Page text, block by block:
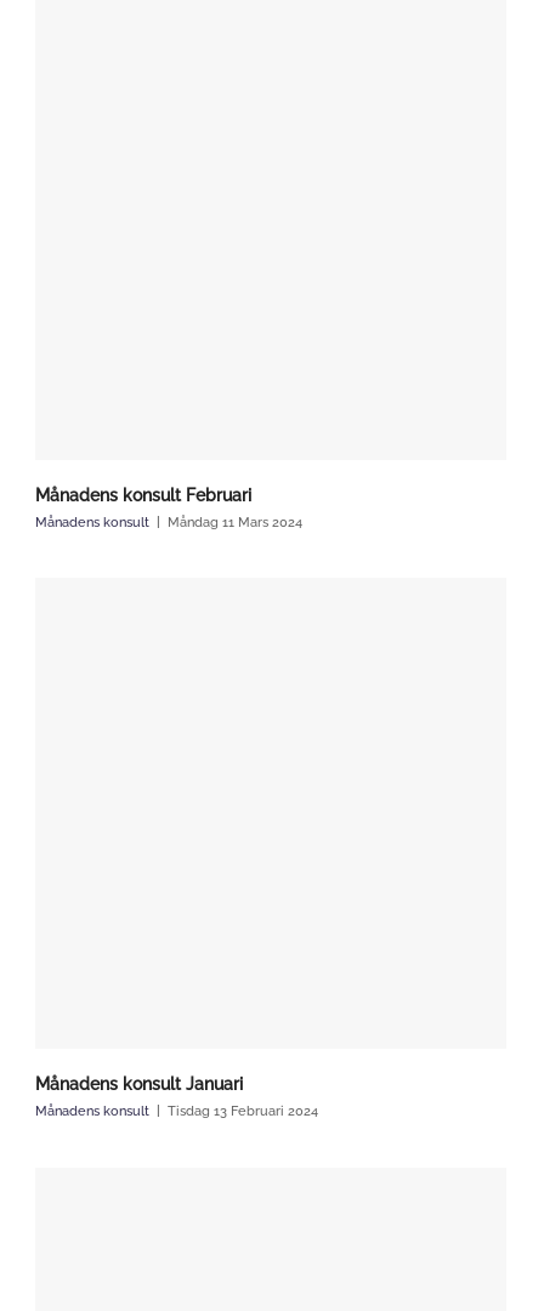
Månadens konsult Februari
Månadens konsult Måndag 11 Mars 2024
Månadens konsult Januari
Månadens konsult Tisdag 13 Februari 2024